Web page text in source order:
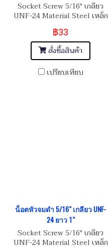
Socket Screw 5/16" เกลียว
UNF-24 Material Steel เหล็ก
แข็งมาตรฐาน 8.8
฿33
สั่งซื้อสินค้า
เปรียบเทียบ
น็อตหัวจมดำ 5/16" เกลียว UNF-
24 ยาว 1"
Socket Screw 5/16" เกลียว
UNF-24 Material Steel เหล็ก